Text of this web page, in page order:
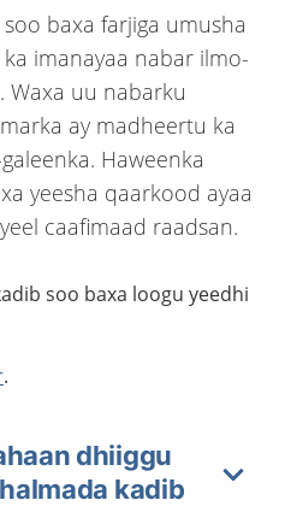
baxa farjiga umusha
imanayaa nabar ilmo-
Waxa uu nabarku
ay madheertu ka
Haweenka
yeesha qaarkood ayaa
caafimaad raadsan.
soo baxa loogu yeedhi
.
dhiiggu
kadib